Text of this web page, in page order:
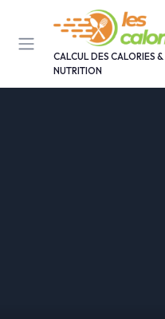
CALCUL DES CALORIES
NUTRITION
Panneau de gestion des